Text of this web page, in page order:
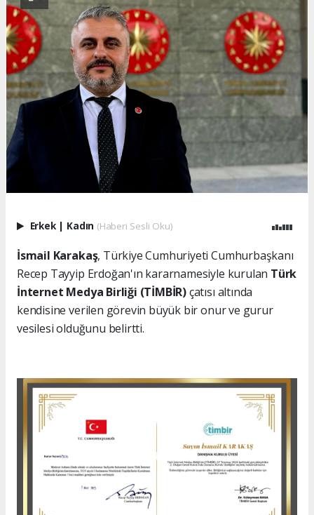
Erkek | Kadın (Haberi Sesli Oku)
İsmail Karakaş, Türkiye Cumhuriyeti Cumhurbaşkanı
Recep Tayyip Erdoğan'ın kararnamesiyle kurulan Türk
İnternet Medya Birliği (TİMBİR)çatısı altında
kendisine verilen görevin büyük bir onur ve gurur
vesilesi olduğunu belirtti.